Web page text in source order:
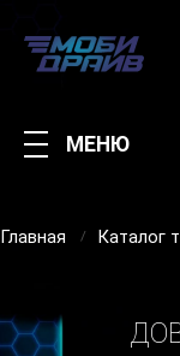
МЕНЮ
Главная Каталог